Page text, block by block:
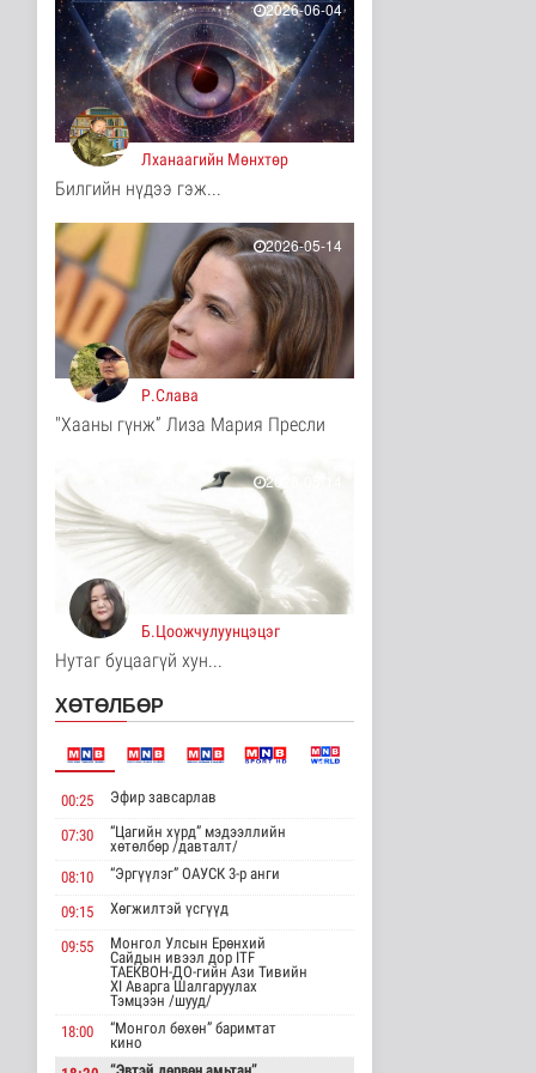
4 цаг 43 минутын өмнө
COP17-ын зочид,
төлөөлөгчдөд үйлчлэх
250 орчим ж..
Нийгэм
5 цаг 4 минутын өмнө
Шатахууны нөөцийг
доголдлыг арилгах..
Нийгэм
5 цаг 8 минутын өмнө
Нийслэлийн иргэдийн
Төлөөлөгчдийн Хурлын
Ээлжит ..
Нийгэм
5 цаг 14 минутын өмнө
сэрэмжтэй байхыг
анхааруулж байна
Байгаль орчин
5 цаг 29 минутын өмнө
Цагдаагийн
байгууллагын 102
тусгай дугаарт гэмт ..
Нийгэм
6 цаг 39 минутын өмнө
Cпорт
ОХУ-аас шатахууны
импорт тасралтгүй
хийгдэж байна
6 цаг 12 минутын өмнө
АНУ импортлогчдод
100 тэрбум
ам.долларын
тарифын..
Дэлхийд
6 цаг 12 минутын өмнө
2026-06-04
Лханаагийн Мөнхтөр
Билгийн нүдээ гэж...
2026-05-14
Р.Слава
"Хааны гүнж” Лиза Мария Пресли
2026-05-14
Б.Цоожчулуунцэцэг
Нутаг буцаагүй хун...
ХӨТӨЛБӨР
00:25 Эфир завсарлав
07:30
“Цагийн хүрд” мэдээллийн
хөтөлбөр /давталт/
08:10
“Эргүүлэг” ОАУСК 3-р анги
09:15 Хөгжилтэй үсгүүд
09:55
Монгол Улсын Ерөнхий
Сайдын ивээл дор ITF
ТАЕКВОН-ДО-гийн Ази Тивийн
XI Аварга Шалгаруулах
Тэмцээн /шууд/
18:00
“Монгол бөхөн” баримтат
кино